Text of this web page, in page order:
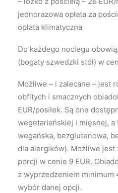
jednorazowa opłata za
opłata klimatyczna
Do każdego noclegu
(bogaty szwedzki stół) w
Możliwe – i zalecane – jest
obfitych i smacznych
EUR/posiłek. Są one
wegetariańskiej i mięsnej, a
wegańska, bezglutenowa,
dla alergików). Możliwe jest
porcji w cenie 9 EUR.
z wyprzedzeniem minimum
wybór danej opcji.